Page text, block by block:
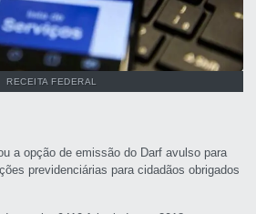
RECEITA FEDERAL
a opção de emissão do Darf avulso para
previdenciárias para cidadãos obrigados